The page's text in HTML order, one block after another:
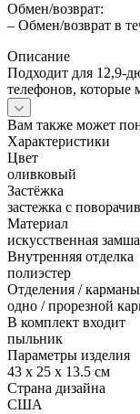
Обмен/возврат:
– Обмен/возврат в
Описание
Подходит для 12,9-
телефонов, которые
Вам также может
Характеристики
Цвет
оливковый
Застёжка
застежка с
Материал
искусственная замша
Внутренняя отделка
полиэстер
Отделения / карманы
одно / прорезной
В комплект входит
пыльник
Параметры изделия
43 x 25 x 13.5 см
Страна дизайна
США